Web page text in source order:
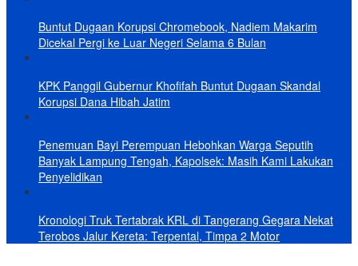
Buntut Dugaan Korupsi Chromebook, Nadiem Makarim
Dicekal Pergi ke Luar Negeri Selama 6 Bulan
KPK Panggil Gubernur Khofifah Buntut Dugaan Skandal
Korupsi Dana Hibah Jatim
Penemuan Bayi Perempuan Hebohkan Warga Seputih
Banyak Lampung Tengah, Kapolsek: Masih Kami Lakukan
Penyelidikan
Kronologi Truk Tertabrak KRL di Tangerang Gegara Nekat
Terobos Jalur Kereta: Terpental, Timpa 2 Motor